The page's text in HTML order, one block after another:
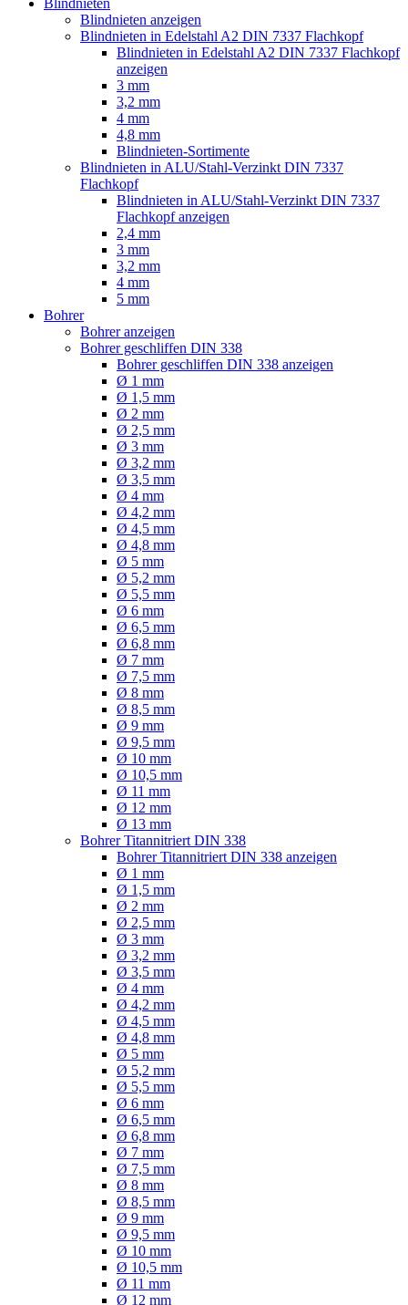
Blindnieten anzeigen
Blindnieten in Edelstahl A2 DIN 7337 Flachkopf
Blindnieten in Edelstahl A2 DIN 7337 Flachkopf
anzeigen
3 mm
3,2 mm
4 mm
4,8 mm
Blindnieten-Sortimente
Blindnieten in ALU/Stahl-Verzinkt DIN 7337
Flachkopf
Blindnieten in ALU/Stahl-Verzinkt DIN 7337
Flachkopf anzeigen
2,4 mm
3 mm
3,2 mm
4 mm
5 mm
Bohrer
Bohrer anzeigen
Bohrer geschliffen DIN 338
Bohrer geschliffen DIN 338 anzeigen
Ø 1 mm
Ø 1,5 mm
Ø 2 mm
Ø 2,5 mm
Ø 3 mm
Ø 3,2 mm
Ø 3,5 mm
Ø 4 mm
Ø 4,2 mm
Ø 4,5 mm
Ø 4,8 mm
Ø 5 mm
Ø 5,2 mm
Ø 5,5 mm
Ø 6 mm
Ø 6,5 mm
Ø 6,8 mm
Ø 7 mm
Ø 7,5 mm
Ø 8 mm
Ø 8,5 mm
Ø 9 mm
Ø 9,5 mm
Ø 10 mm
Ø 10,5 mm
Ø 11 mm
Ø 12 mm
Ø 13 mm
Bohrer Titannitriert DIN 338
Bohrer Titannitriert DIN 338 anzeigen
Ø 1 mm
Ø 1,5 mm
Ø 2 mm
Ø 2,5 mm
Ø 3 mm
Ø 3,2 mm
Ø 3,5 mm
Ø 4 mm
Ø 4,2 mm
Ø 4,5 mm
Ø 4,8 mm
Ø 5 mm
Ø 5,2 mm
Ø 5,5 mm
Ø 6 mm
Ø 6,5 mm
Ø 6,8 mm
Ø 7 mm
Ø 7,5 mm
Ø 8 mm
Ø 8,5 mm
Ø 9 mm
Ø 9,5 mm
Ø 10 mm
Ø 10,5 mm
Ø 11 mm
Ø 12 mm